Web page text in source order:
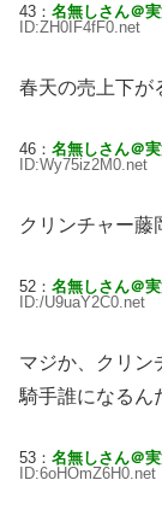
43： 名無しさん＠
ID:ZH0IF4fF0.net
春天の売上下が
46： 名無しさん＠
ID:Wy75iz2M0.net
クリンチャー藤
52： 名無しさん＠
ID:/U9uaY2C0.net
マジか、クリン
騎手誰になるん
53： 名無しさん＠
ID:6oHOmZ6H0.net